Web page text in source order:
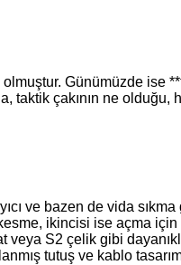
Günümüzde ise
taktik çakının ne
ve bazen de vida
ikincisi ise açma için
veya S2 çelik gibi
tutuş ve kablo